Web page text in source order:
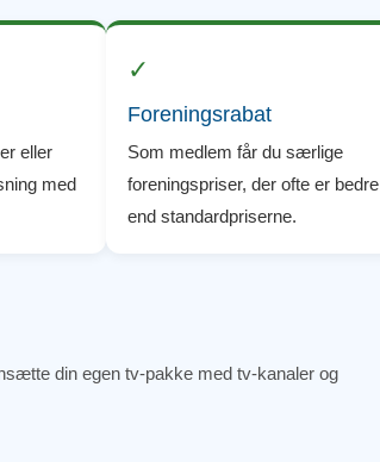
eller
med
✓
Foreningsrabat
Som medlem får du særlige
foreningspriser, der ofte er bedre
end standardpriserne.
din egen tv-pakke med tv-kanaler og